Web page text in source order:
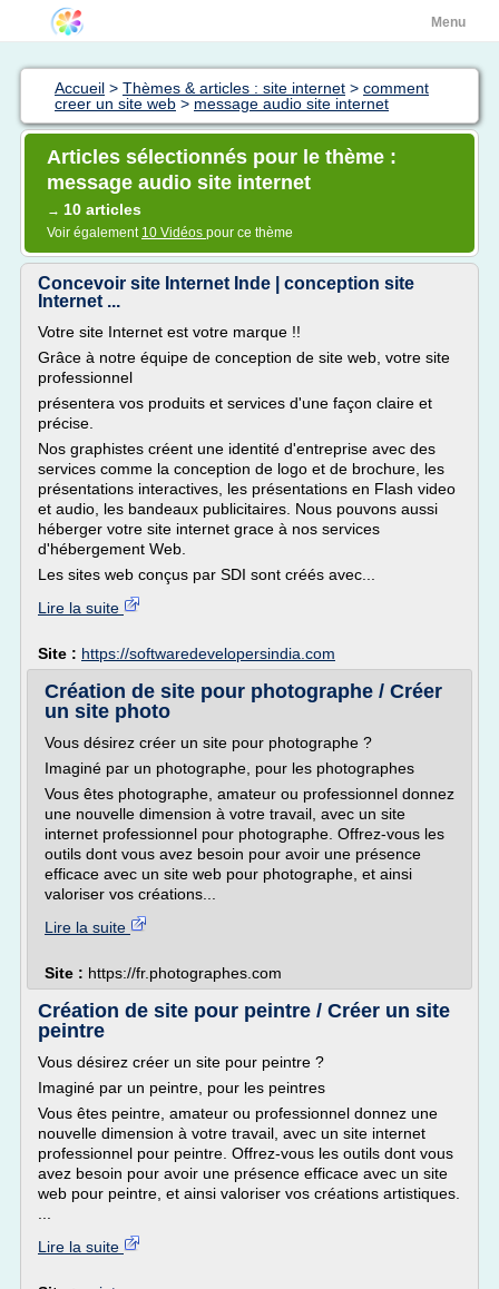
Menu
Accueil > Thèmes & articles : site internet > comment
creer un site web > message audio site internet
Articles sélectionnés pour le thème :
message audio site internet
→ 10 articles
Voir également 10 Vidéos pour ce thème
Concevoir site Internet Inde | conception site
Internet ...
Votre site Internet est votre marque !!
Grâce à notre équipe de conception de site web, votre site
professionnel
présentera vos produits et services d'une façon claire et
précise.
Nos graphistes créent une identité d'entreprise avec des
services comme la conception de logo et de brochure, les
présentations interactives, les présentations en Flash video
et audio, les bandeaux publicitaires. Nous pouvons aussi
héberger votre site internet grace à nos services
d'hébergement Web.
Les sites web conçus par SDI sont créés avec...
Lire la suite
Site : https://softwaredevelopersindia.com
Création de site pour photographe / Créer
un site photo
Vous désirez créer un site pour photographe ?
Imaginé par un photographe, pour les photographes
Vous êtes photographe, amateur ou professionnel donnez
une nouvelle dimension à votre travail, avec un site
internet professionnel pour photographe. Offrez-vous les
outils dont vous avez besoin pour avoir une présence
efficace avec un site web pour photographe, et ainsi
valoriser vos créations...
Lire la suite
Site : https://fr.photographes.com
Création de site pour peintre / Créer un site
peintre
Vous désirez créer un site pour peintre ?
Imaginé par un peintre, pour les peintres
Vous êtes peintre, amateur ou professionnel donnez une
nouvelle dimension à votre travail, avec un site internet
professionnel pour peintre. Offrez-vous les outils dont vous
avez besoin pour avoir une présence efficace avec un site
web pour peintre, et ainsi valoriser vos créations artistiques.
Lire la suite